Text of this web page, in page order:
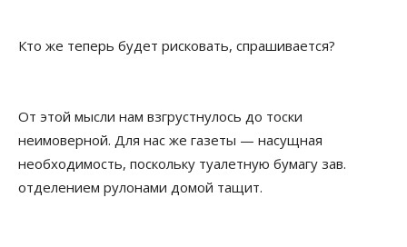
Кто же теперь будет рисковать, спрашивается?
От этой мысли нам взгрустнулось до тоски
неимоверной. Для нас же газеты — насущная
необходимость, поскольку туалетную бумагу зав.
отделением рулонами домой тащит.